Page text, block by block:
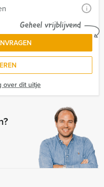
i
Geheel vrijblijvend
over dit uitje